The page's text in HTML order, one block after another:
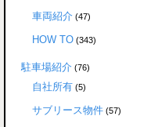
車両紹介 (47)
HOW TO (343)
駐車場紹介 (76)
自社所有 (5)
サブリース物件 (57)